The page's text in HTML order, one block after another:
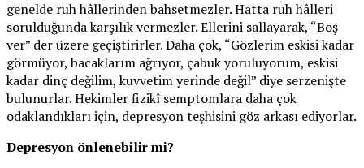
genelde ruh hâllerinden bahsetmezler. Hatta ruh hâlleri
sorulduğunda karşılık vermezler. Ellerini sallayarak, “Boş
ver” der üzere geçiştirirler. Daha çok, “Gözlerim eskisi kadar
görmüyor, bacaklarım ağrıyor, çabuk yoruluyorum, eskisi
kadar dinç değilim, kuvvetim yerinde değil” diye serzenişte
bulunurlar. Hekimler fizikî semptomlara daha çok
odaklandıkları için, depresyon teşhisini göz arkası ediyorlar.
Depresyon önlenebilir mi?